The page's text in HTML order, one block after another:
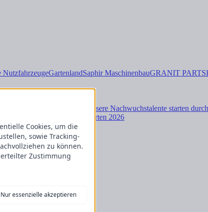
NutzfahrzeugeGartenlandSaphir MaschinenbauGRANIT PARTS
Zukunft gesichert: Unsere Nachwuchstalente starten durch
Die Bachelor-Graduierten 2026
Datenschutzerklärung
Cookies, um die
sowie Tracking-
zu können.
Zustimmung
Nur essenzielle akzeptieren